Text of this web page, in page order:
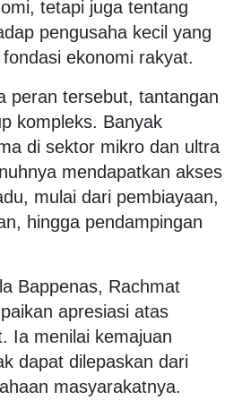
tetapi juga tentang
pengusaha kecil yang
ekonomi rakyat.
peran tersebut, tantangan
kompleks. Banyak
di sektor mikro dan ultra
mendapatkan akses
mulai dari pembiayaan,
hingga pendampingan
Bappenas, Rachmat
apresiasi atas
Ia menilai kemajuan
dapat dilepaskan dari
masyarakatnya.